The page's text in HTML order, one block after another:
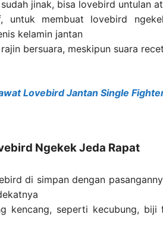
jinak, bisa lovebird untulan
untuk membuat lovebird
kelamin jantan
bersuara, meskipun suara
Lovebird Jantan Single
Ngekek Jeda Rapat
di simpan dengan
kencang, seperti kecubung, biji